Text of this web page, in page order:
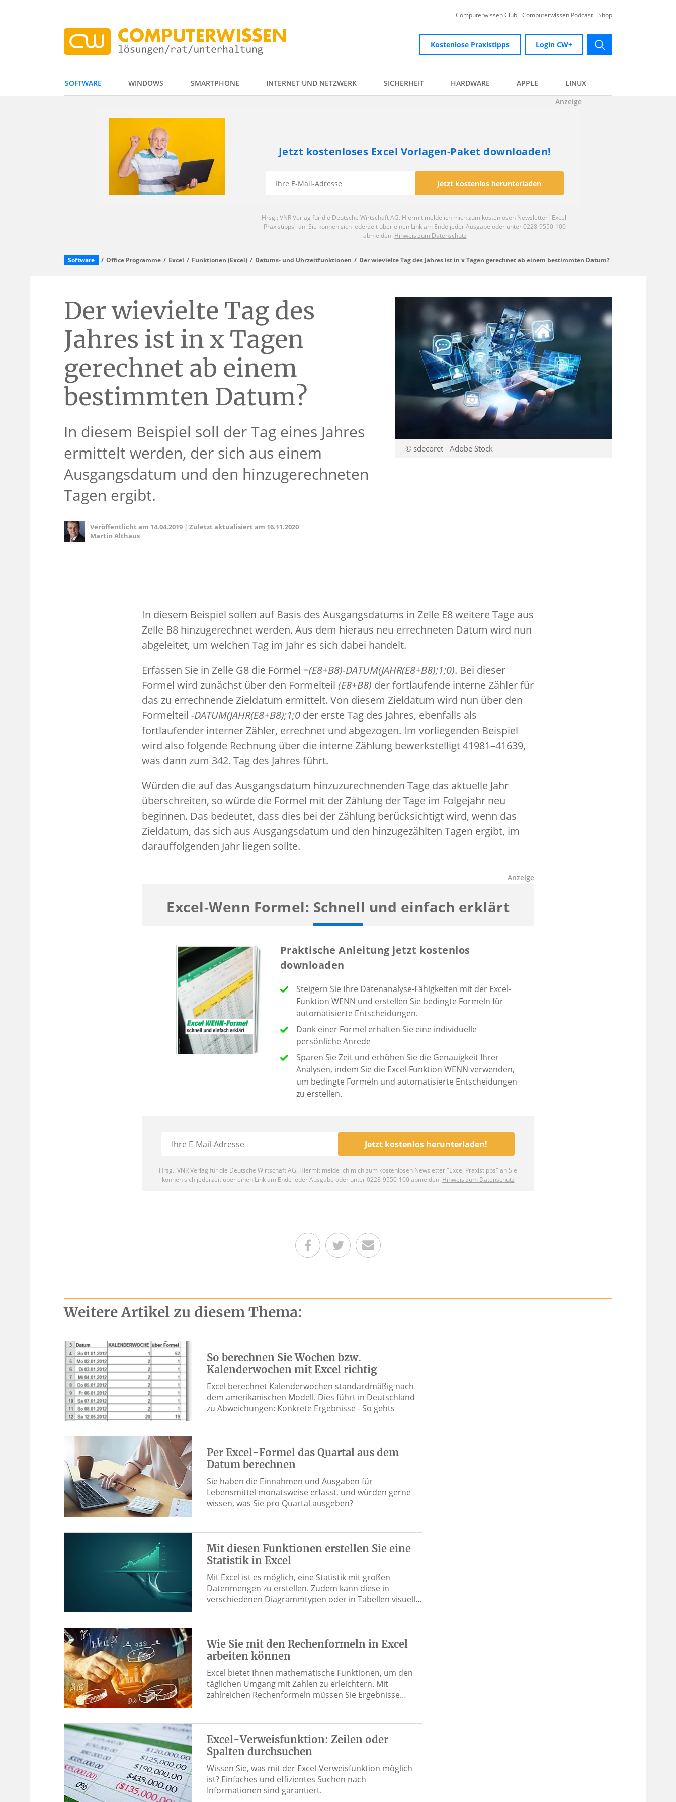
Computerwissen Club Computerwissen Podcast Shop
Kostenlose Praxistipps
Login CW+
submit
SOFTWARE WINDOWS SMARTPHONE INTERNET UND NETZWERK SICHERHEIT HARDWARE APPLE LINUX
Software Office Programme Excel Funktionen (Excel) Datums- und Uhrzeitfunktionen Der wievielte Tag des Jahres ist in x Tagen gerechnet ab einem bestimmten Datum?
© sdecoret - Adobe Stock
Der wievielte Tag des
Jahres ist in x Tagen
gerechnet ab einem
bestimmten Datum?
In diesem Beispiel soll der Tag eines Jahres
ermittelt werden, der sich aus einem
Ausgangsdatum und den hinzugerechneten
Tagen ergibt.
Veröffentlicht am 14.04.2019 | Zuletzt aktualisiert am 16.11.2020
Martin Althaus
In diesem Beispiel sollen auf Basis des Ausgangsdatums in Zelle E8 weitere Tage aus
Zelle B8 hinzugerechnet werden. Aus dem hieraus neu errechneten Datum wird nun
abgeleitet, um welchen Tag im Jahr es sich dabei handelt.
Erfassen Sie in Zelle G8 die Formel =(E8+B8)-DATUM(JAHR(E8+B8);1;0). Bei dieser
Formel wird zunächst über den Formelteil (E8+B8) der fortlaufende interne Zähler für
das zu errechnende Zieldatum ermittelt. Von diesem Zieldatum wird nun über den
Formelteil -DATUM(JAHR(E8+B8);1;0 der erste Tag des Jahres, ebenfalls als
fortlaufender interner Zähler, errechnet und abgezogen. Im vorliegenden Beispiel
wird also folgende Rechnung über die interne Zählung bewerkstelligt 41981–41639,
was dann zum 342. Tag des Jahres führt.
Würden die auf das Ausgangsdatum hinzuzurechnenden Tage das aktuelle Jahr
überschreiten, so würde die Formel mit der Zählung der Tage im Folgejahr neu
beginnen. Das bedeutet, dass dies bei der Zählung berücksichtigt wird, wenn das
Zieldatum, das sich aus Ausgangsdatum und den hinzugezählten Tagen ergibt, im
darauffolgenden Jahr liegen sollte.
Teilen auf Facebook
Teilen auf Twitter
Per E-Mail senden
Weitere Artikel zu diesem Thema:
So berechnen Sie Wochen bzw.
Kalenderwochen mit Excel richtig
Excel berechnet Kalenderwochen standardmäßig nach
dem amerikanischen Modell. Dies führt in Deutschland
zu Abweichungen: Konkrete Ergebnisse - So gehts
Per Excel-Formel das Quartal aus dem
Datum berechnen
Sie haben die Einnahmen und Ausgaben für
Lebensmittel monatsweise erfasst, und würden gerne
wissen, was Sie pro Quartal ausgeben?
Mit diesen Funktionen erstellen Sie eine
Statistik in Excel
Mit Excel ist es möglich, eine Statistik mit großen
Datenmengen zu erstellen. Zudem kann diese in
verschiedenen Diagrammtypen oder in Tabellen visuell…
Wie Sie mit den Rechenformeln in Excel
arbeiten können
Excel bietet Ihnen mathematische Funktionen, um den
täglichen Umgang mit Zahlen zu erleichtern. Mit
zahlreichen Rechenformeln müssen Sie Ergebnisse…
Excel-Verweisfunktion: Zeilen oder
Spalten durchsuchen
Wissen Sie, was mit der Excel-Verweisfunktion möglich
ist? Einfaches und effizientes Suchen nach
Informationen sind garantiert.